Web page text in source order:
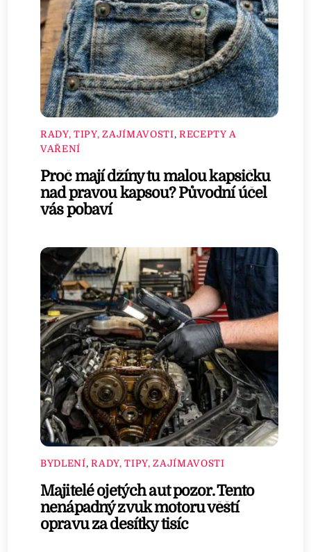
RADY, TIPY, ZAJÍMAVOSTI, RECEPTY A
VAŘENÍ
Proč mají džíny tu malou kapsičku
nad pravou kapsou? Původní účel
vás pobaví
BYDLENÍ,RADY, TIPY, ZAJÍMAVOSTI
Majitelé ojetých aut pozor. Tento
nenápadný zvuk motoru věští
opravu za desítky tisíc